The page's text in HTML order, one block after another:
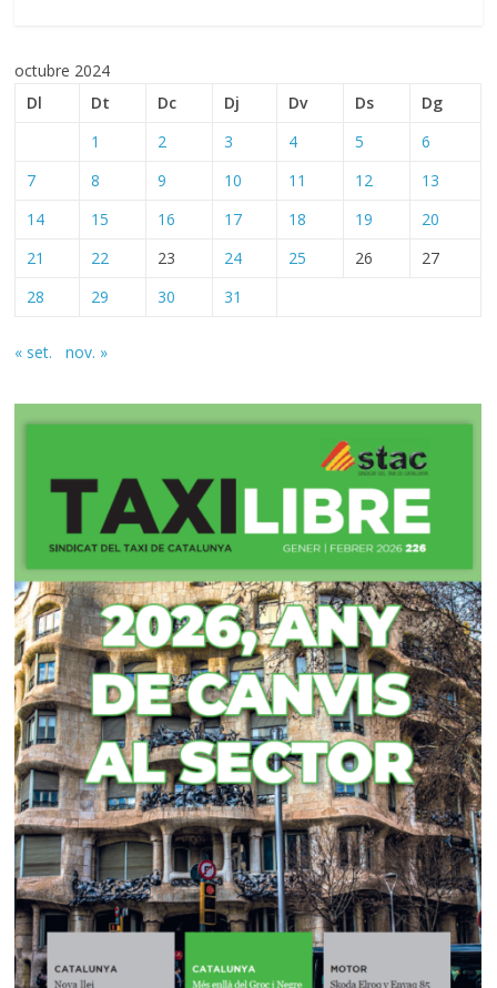
octubre 2024
Dl
Dt Dc Dj Dv Ds
Dg
1
2 3 4 5
6
7
8 9 10 11 12
13
14
15 16 17 18 19
20
21
22 23 24 25 26
27
28
29 30 31
« set. nov. »